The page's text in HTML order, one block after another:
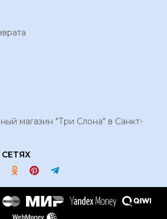
магазин "Три Слона" в Санкт-